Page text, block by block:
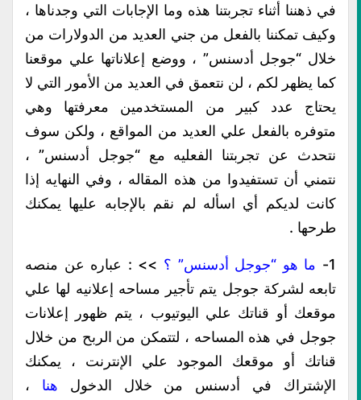
في ذهننا أثناء تجربتنا هذه وما الإجابات التي وجدناها ،
وكيف تمكننا بالفعل من جني العديد من الدولارات من
خلال “جوجل أدسنس” ، ووضع إعلاناتها علي موقعنا
كما يظهر لكم ، لن نتعمق في العديد من الأمور التي لا
يحتاج عدد كبير من المستخدمين معرفتها وهي
متوفره بالفعل علي العديد من المواقع ، ولكن سوف
نتحدث عن تجربتنا الفعليه مع “جوجل أدسنس” ،
نتمني أن تستفيدوا من هذه المقاله ، وفي النهايه إذا
كانت لديكم أي اسأله لم نقم بالإجابه عليها يمكنك
طرحها .
1- ما هو “جوجل أدسنس” ؟ >> : عباره عن منصه
تابعه لشركة جوجل يتم تأجير مساحه إعلانيه لها علي
موقعك أو قناتك علي اليوتيوب ، يتم ظهور إعلانات
جوجل في هذه المساحه ، لتتمكن من الربح من خلال
قناتك أو موقعك الموجود علي الإنترنت ، يمكنك
الإشتراك في أدسنس من خلال الدخول هنا ،